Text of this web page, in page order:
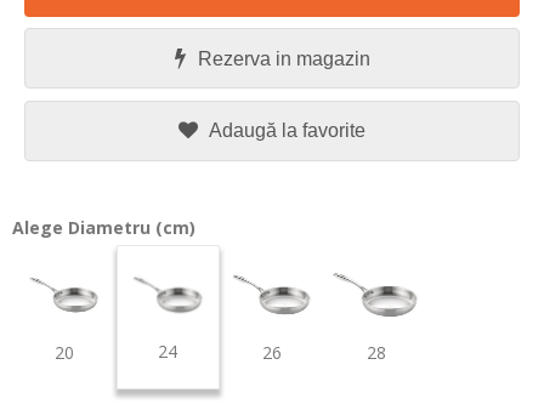
Rezerva in magazin
Adaugă la favorite
Alege Diametru (cm)
20 24 26 28